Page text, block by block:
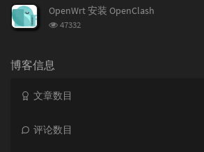
次
OpenWrt 安装 OpenClash
浏
47332
博客信息
文章数目
评论数目